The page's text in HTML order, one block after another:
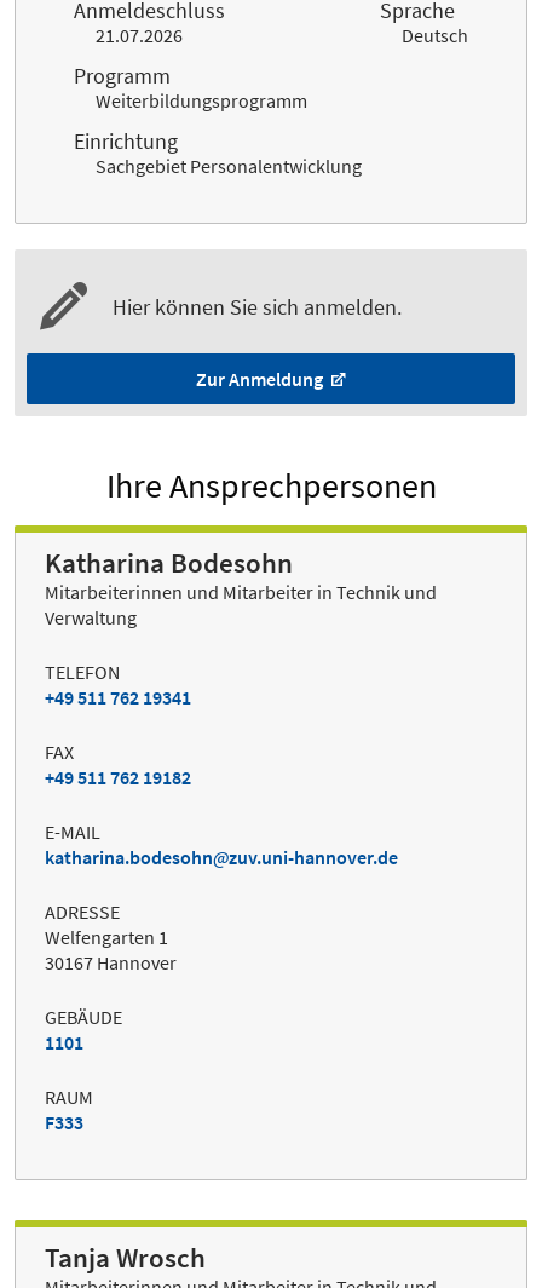
Anmeldeschluss
21.07.2026
Sprache
Deutsch
Programm
Weiterbildungsprogramm
Einrichtung
Sachgebiet Personalentwicklung
Hier können Sie sich anmelden.
Zur Anmeldung
Ihre Ansprechpersonen
Katharina Bodesohn
Mitarbeiterinnen und Mitarbeiter in Technik und
Verwaltung
TELEFON
+49 511 762 19341
FAX
+49 511 762 19182
E-MAIL
katharina.bodesohn
zuv.uni-hannover.de
ADRESSE
Welfengarten 1
30167 Hannover
GEBÄUDE
1101
RAUM
F333
Tanja Wrosch